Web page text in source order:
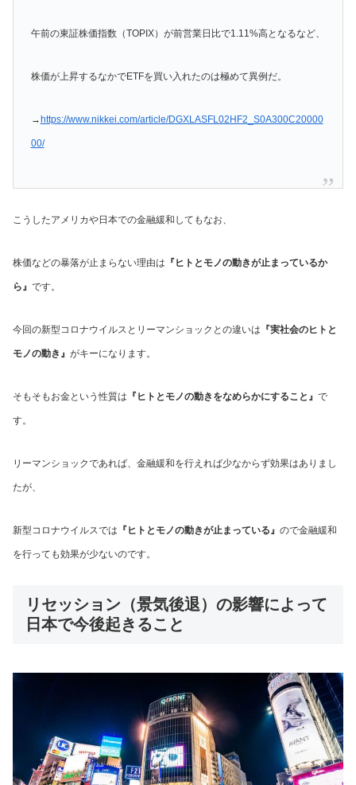
午前の東証株価指数（TOPIX）が前営業日比で1.11%高となるなど、
株価が上昇するなかでETFを買い入れたのは極めて異例だ。
→https://www.nikkei.com/article/DGXLASFL02HF2_S0A300C20000
00/
こうしたアメリカや日本での金融緩和してもなお、
株価などの暴落が止まらない理由は 『ヒトとモノの動きが止まっているか
ら』 です。
今回の新型コロナウイルスとリーマンショックとの違いは 『実社会のヒトと
モノの動き』 がキーになります。
そもそもお金という性質は 『ヒトとモノの動きをなめらかにすること』 で
す。
リーマンショックであれば、金融緩和を行えれば少なからず効果はありまし
たが、
新型コロナウイルスでは 『ヒトとモノの動きが止まっている』 ので金融緩和
を行っても効果が少ないのです。
リセッション（景気後退）の影響によって
日本で今後起きること